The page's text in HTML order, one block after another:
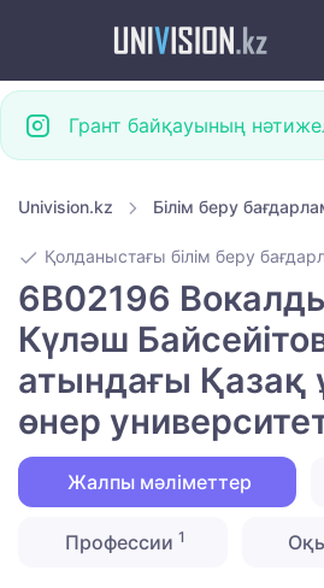
Грант байқауының
Univision.kz Білім беру
Қолданыстағы білім беру
6B02196
Күләш
атындағы Қазақ
өнер
Жалпы мәліметтер
Профессии 1